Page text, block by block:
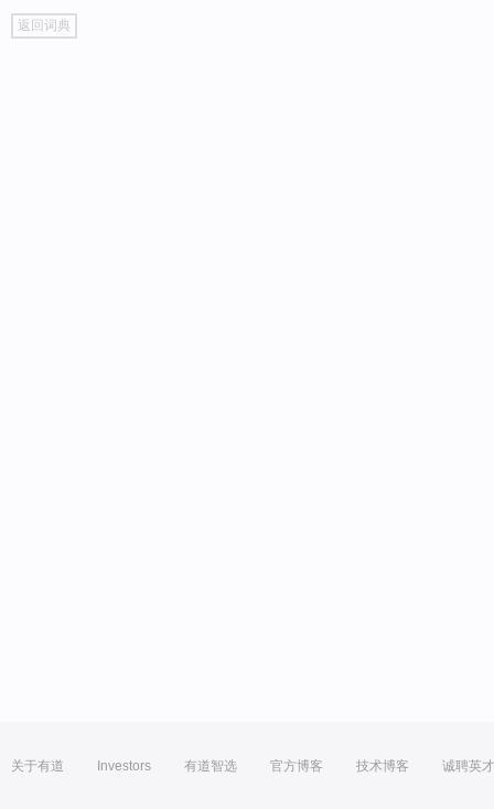
go
top
返回词典
关于有道 Investors 有道智选 官方博客 技术博客 诚聘英才